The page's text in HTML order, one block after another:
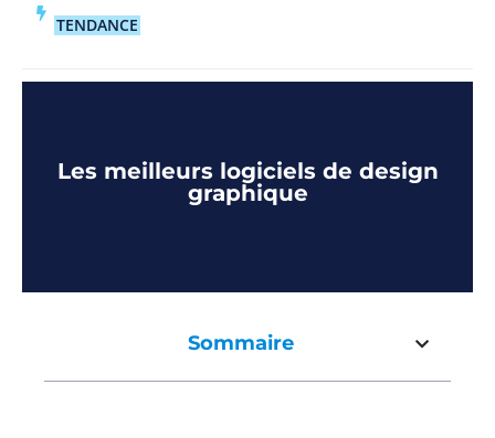
TENDANCE
Les meilleurs logiciels de design
graphique
Sommaire